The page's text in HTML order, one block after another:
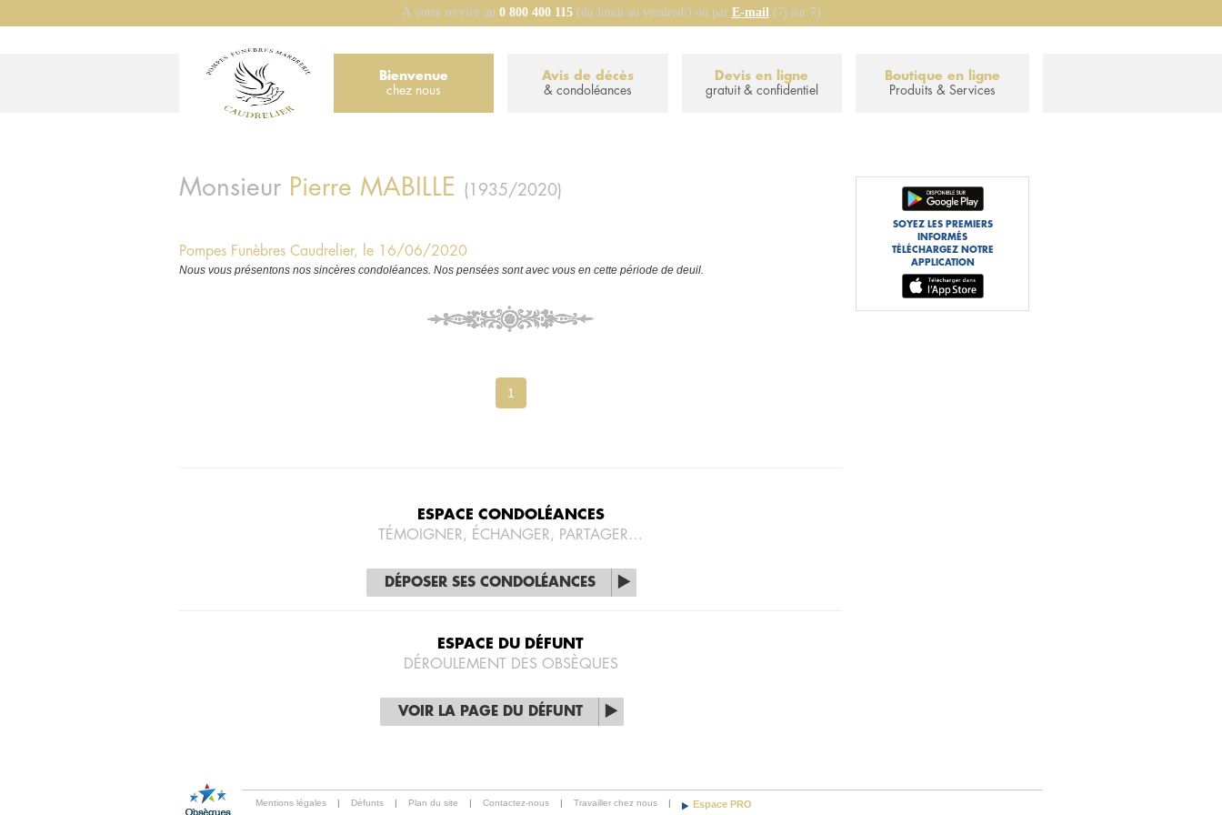
À votre service au 0 800 400 115(du lundi au vendredi) ou par E-mail(7j sur 7)
Bienvenue
chez nous
Avis de décès
& condoléances
Devis en ligne
gratuit & confidentiel
Boutique en ligne
Produits & Services
SOYEZ LES PREMIERS
INFORMÉS
TÉLÉCHARGEZ NOTRE
APPLICATION
Monsieur Pierre MABILLE (1935/2020)
Pompes Funèbres Caudrelier, le 16/06/2020
Nous vous présentons nos sincères condoléances. Nos pensées sont avec vous en cette période de deuil.
1
ESPACE CONDOLÉANCES
TÉMOIGNER, ÉCHANGER, PARTAGER…
DÉPOSER SES CONDOLÉANCES
ESPACE DU DÉFUNT
DÉROULEMENT DES OBSÈQUES
VOIR LA PAGE DU DÉFUNT
Mentions légales | Défunts | Plan du site | Contactez-nous | Travailler chez nous | Espace PRO